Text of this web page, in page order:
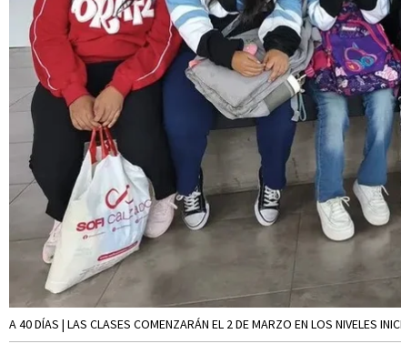
A 40 DÍAS | LAS CLASES COMENZARÁN EL 2 DE MARZO EN LOS NIVELES